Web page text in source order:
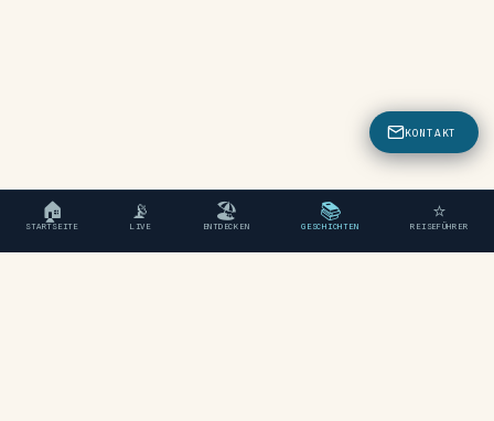
🏠
STARTSEITE
📡
LIVE
🏖
ENTDECKEN
📚
GESCHICHTEN
⭐
REISEFÜHRER
KONTAKT